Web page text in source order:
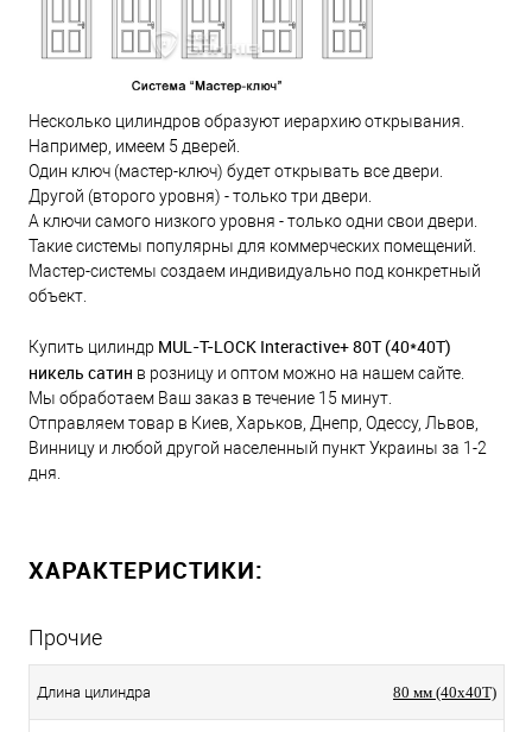
Несколько цилиндров образуют иерархию открывания.
Например, имеем 5 дверей.
Один ключ (мастер-ключ) будет открывать все двери.
Другой (второго уровня) - только три двери.
А ключи самого низкого уровня - только одни свои двери.
Такие системы популярны для коммерческих помещений.
Мастер-системы создаем индивидуально под конкретный
объект.
Купить цилиндр MUL-T-LOCK Interactive+ 80Т (40*40T)
никель сатин в розницу и оптом можно на нашем сайте.
Мы обработаем Ваш заказ в течение 15 минут.
Отправляем товар в Киев, Харьков, Днепр, Одессу, Львов,
Винницу и любой другой населенный пункт Украины за 1-2
дня.
ХАРАКТЕРИСТИКИ:
Прочие
Длина цилиндра 80 мм (40x40T)